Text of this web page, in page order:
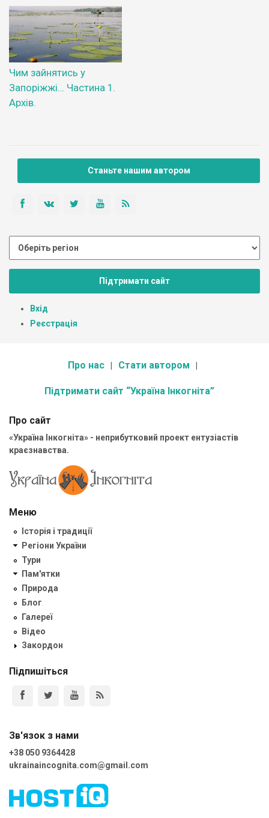
Чим зайнятись у
Запоріжжі… Частина 1.
Архів.
Станьте нашим автором
Підтримати сайт
Вхід
Реєстрація
Про нас Стати автором
Підтримати сайт “Україна Інкогніта”
Про сайт
«Україна Інкогніта» - неприбутковий проект ентузіастів
краєзнавства.
Меню
Історія і традиції
Регіони України
Тури
Пам'ятки
Природа
Блог
Галереї
Відео
Закордон
Підпишіться
Зв'язок з нами
+38 050 9364428
ukrainaincognita.com@gmail.com